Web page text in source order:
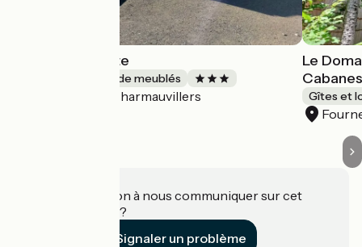
Le Charm'Au Gite
Gîtes et locations de meublés
Charmauvillers
Le
Gîtes et
Une information à nous communiquer sur cet
établissement ?
Signaler un problème